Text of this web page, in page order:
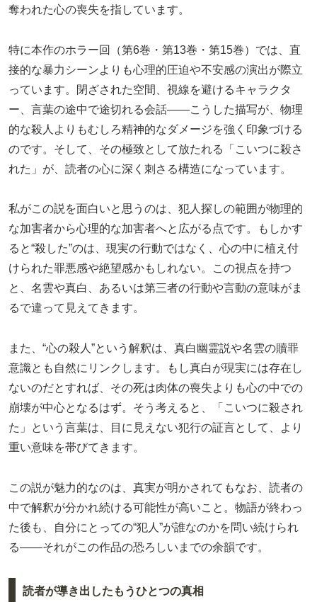
奪われた心の喪失を指しています。
特に本作のホラー回（第6巻・第13巻・第15巻）では、直
接的な暴力シーンよりも心理的圧迫や不安感の演出が際立
っています。閉ざされた空間、視線を避けるキャラクタ
ー、言葉の途中で途切れる会話――こうした描写が、物理
的な殺人よりもむしろ精神的なダメージを強く印象づける
のです。そして、その極致として放たれる「こいつに殺さ
れた」が、読者の心に深く刺さる構造になっています。
私がこの説を面白いと思うのは、犯人探しの範囲が物理的
な加害者から心理的な加害者へと広がる点です。もしかす
ると“殺した”のは、現実の行動ではなく、心の中に植え付
けられた罪悪感や絶望感かもしれない。この視点を持つ
と、名雲や真白、あるいは第三者の行動や言動の意味がま
るで違って見えてきます。
また、“心の殺人”という解釈は、真白幽霊説や名雲の贖罪
意識とも自然にリンクします。もし真白が現実には存在し
ないのだとすれば、その死は肉体の喪失よりも心の中での
崩壊が中心となるはず。そう考えると、「こいつに殺され
た」という言葉は、目に見えない犯行の証言として、より
重い意味を帯びてきます。
この説が魅力的なのは、真実が明かされてもなお、読者の
中で解釈が分かれ続ける可能性が高いこと。物語が終わっ
た後も、自分にとっての“犯人”が誰なのかを問い続けられ
る――それがこの作品の恐ろしいまでの余韻です。
読者が導き出したもうひとつの真相